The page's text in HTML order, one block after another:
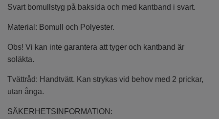
Svart bomullstyg på baksida och med kantband i svart.
Material: Bomull och Polyester.
Obs! Vi kan inte garantera att tyger och kantband är
soläkta.
Tvättråd: Handtvätt. Kan strykas vid behov med 2 prickar,
utan ånga.
SÄKERHETSINFORMATION: